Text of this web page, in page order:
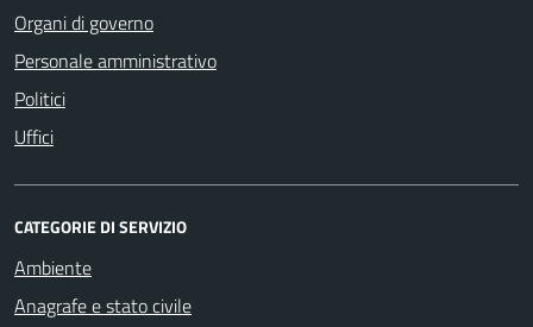
Organi di governo
Personale amministrativo
Politici
Uffici
CATEGORIE DI SERVIZIO
Ambiente
Anagrafe e stato civile